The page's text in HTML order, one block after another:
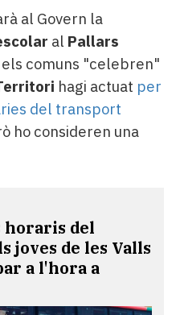
al Govern la
al Pallars
els comuns "celebren"
hagi actuat per
del transport
ho consideren una
del
joves de les Valls
a l'hora a